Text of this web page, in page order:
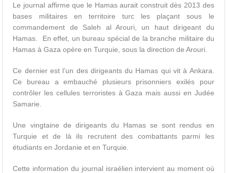
Le journal affirme que le Hamas aurait construit dès 2013 des
bases militaires en territoire turc les plaçant sous le
commandement de Saleh al Arouri, un haut dirigeant du
Hamas. En effet, un bureau spécial de la branche militaire du
Hamas à Gaza opère en Turquie, sous la direction de Arouri.
Ce dernier est l’un des dirigeants du Hamas qui vit à Ankara.
Ce bureau a embauché plusieurs prisonniers exilés pour
contrôler les cellules terroristes à Gaza mais aussi en Judée
Samarie.
Une vingtaine de dirigeants du Hamas se sont rendus en
Turquie et de là ils recrutent des combattants parmi les
étudiants en Jordanie et en Turquie.
Cette information du journal israélien intervient au moment où